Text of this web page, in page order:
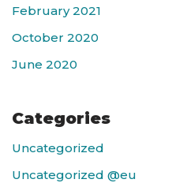
February 2021
October 2020
June 2020
Categories
Uncategorized
Uncategorized @eu